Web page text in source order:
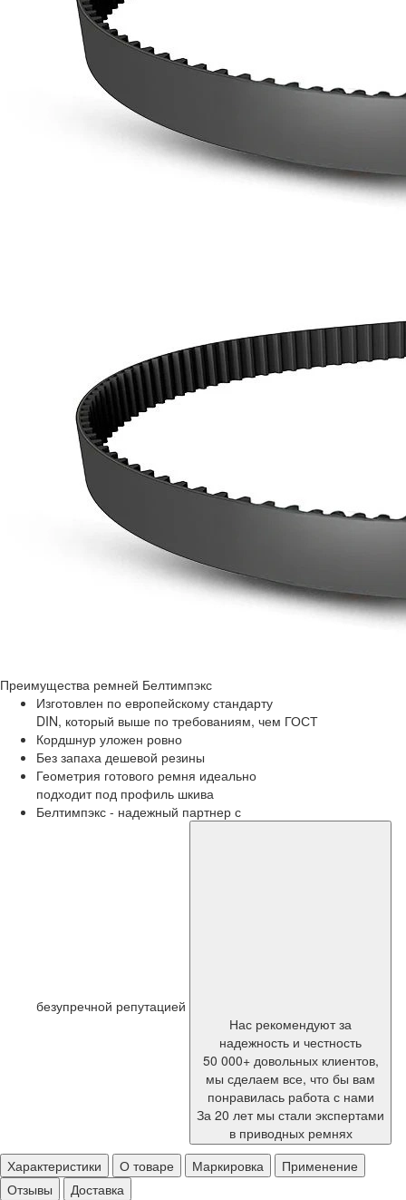
Преимущества ремней Белтимпэкс
Изготовлен по европейскому стандарту
DIN, который выше по требованиям, чем ГОСТ
Кордшнур уложен ровно
Без запаха дешевой резины
Геометрия готового ремня идеально
подходит под профиль шкива
Белтимпэкс - надежный партнер с
безупречной репутацией
Нас рекомендуют за
надежность и честность
50 000+ довольных клиентов,
мы сделаем все, что бы вам
понравилась работа с нами
За 20 лет мы стали экспертами
в приводных ремнях
Характеристики
О товаре Маркировка
Применение
Отзывы
Доставка